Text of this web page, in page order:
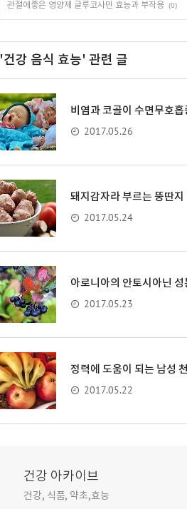
관절에좋은 영양제 글루코사민 효능과 부작용 (0)
'건강 음식 효능' 관련 글
비염과 코골이 수면무호
2017.05.26
돼지감자라 부르는 뚱딴지
2017.05.24
아로니아의 안토시아닌
2017.05.23
정력에 도움이 되는 남성
2017.05.22
건강 아카이브
건강, 식품, 약초,효능